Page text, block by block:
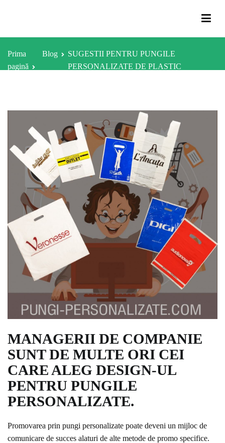
Prima
pagină
Blog
SUGESTII PENTRU PUNGILE
PERSONALIZATE DE PLASTIC
MANAGERII DE COMPANIE
SUNT DE MULTE ORI CEI
CARE ALEG DESIGN-UL
PENTRU PUNGILE
PERSONALIZATE.
Promovarea prin pungi personalizate poate deveni un mijloc de
comunicare de succes alaturi de alte metode de promo specifice.